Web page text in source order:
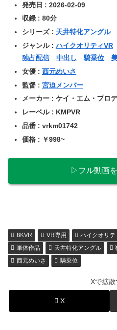
発売日 : 2026-02-09
収録 : 80分
シリーズ : 天井特化アングル
ジャンル :ハイクオリティVR
独占配信
中出し 騎乗位
女優 : 西元めいさ
監督 : 宮迫メンバー
メーカー : ケイ・エム・プロ
レーベル : KMPVR
品番 : vrkm01742
価格 : ￥998~
▷フル動画
8KVR VR専用 ハイクオリテ
単体作品
天井特化アングル
西元めいさ
騎乗位
Xで拡散
X